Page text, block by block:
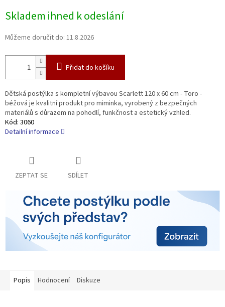
cena:
Skladem ihned k odeslání
Můžeme doručit do: 11.8.2026
Přidat do košíku
Dětská postýlka s kompletní výbavou Scarlett 120 x 60 cm - Toro -
béžová je kvalitní produkt pro miminka, vyrobený z bezpečných
materiálů s důrazem na pohodlí, funkčnost a estetický vzhled.
Kód: 3060
Detailní informace
ZEPTAT SE SDÍLET
Popis Hodnocení Diskuze